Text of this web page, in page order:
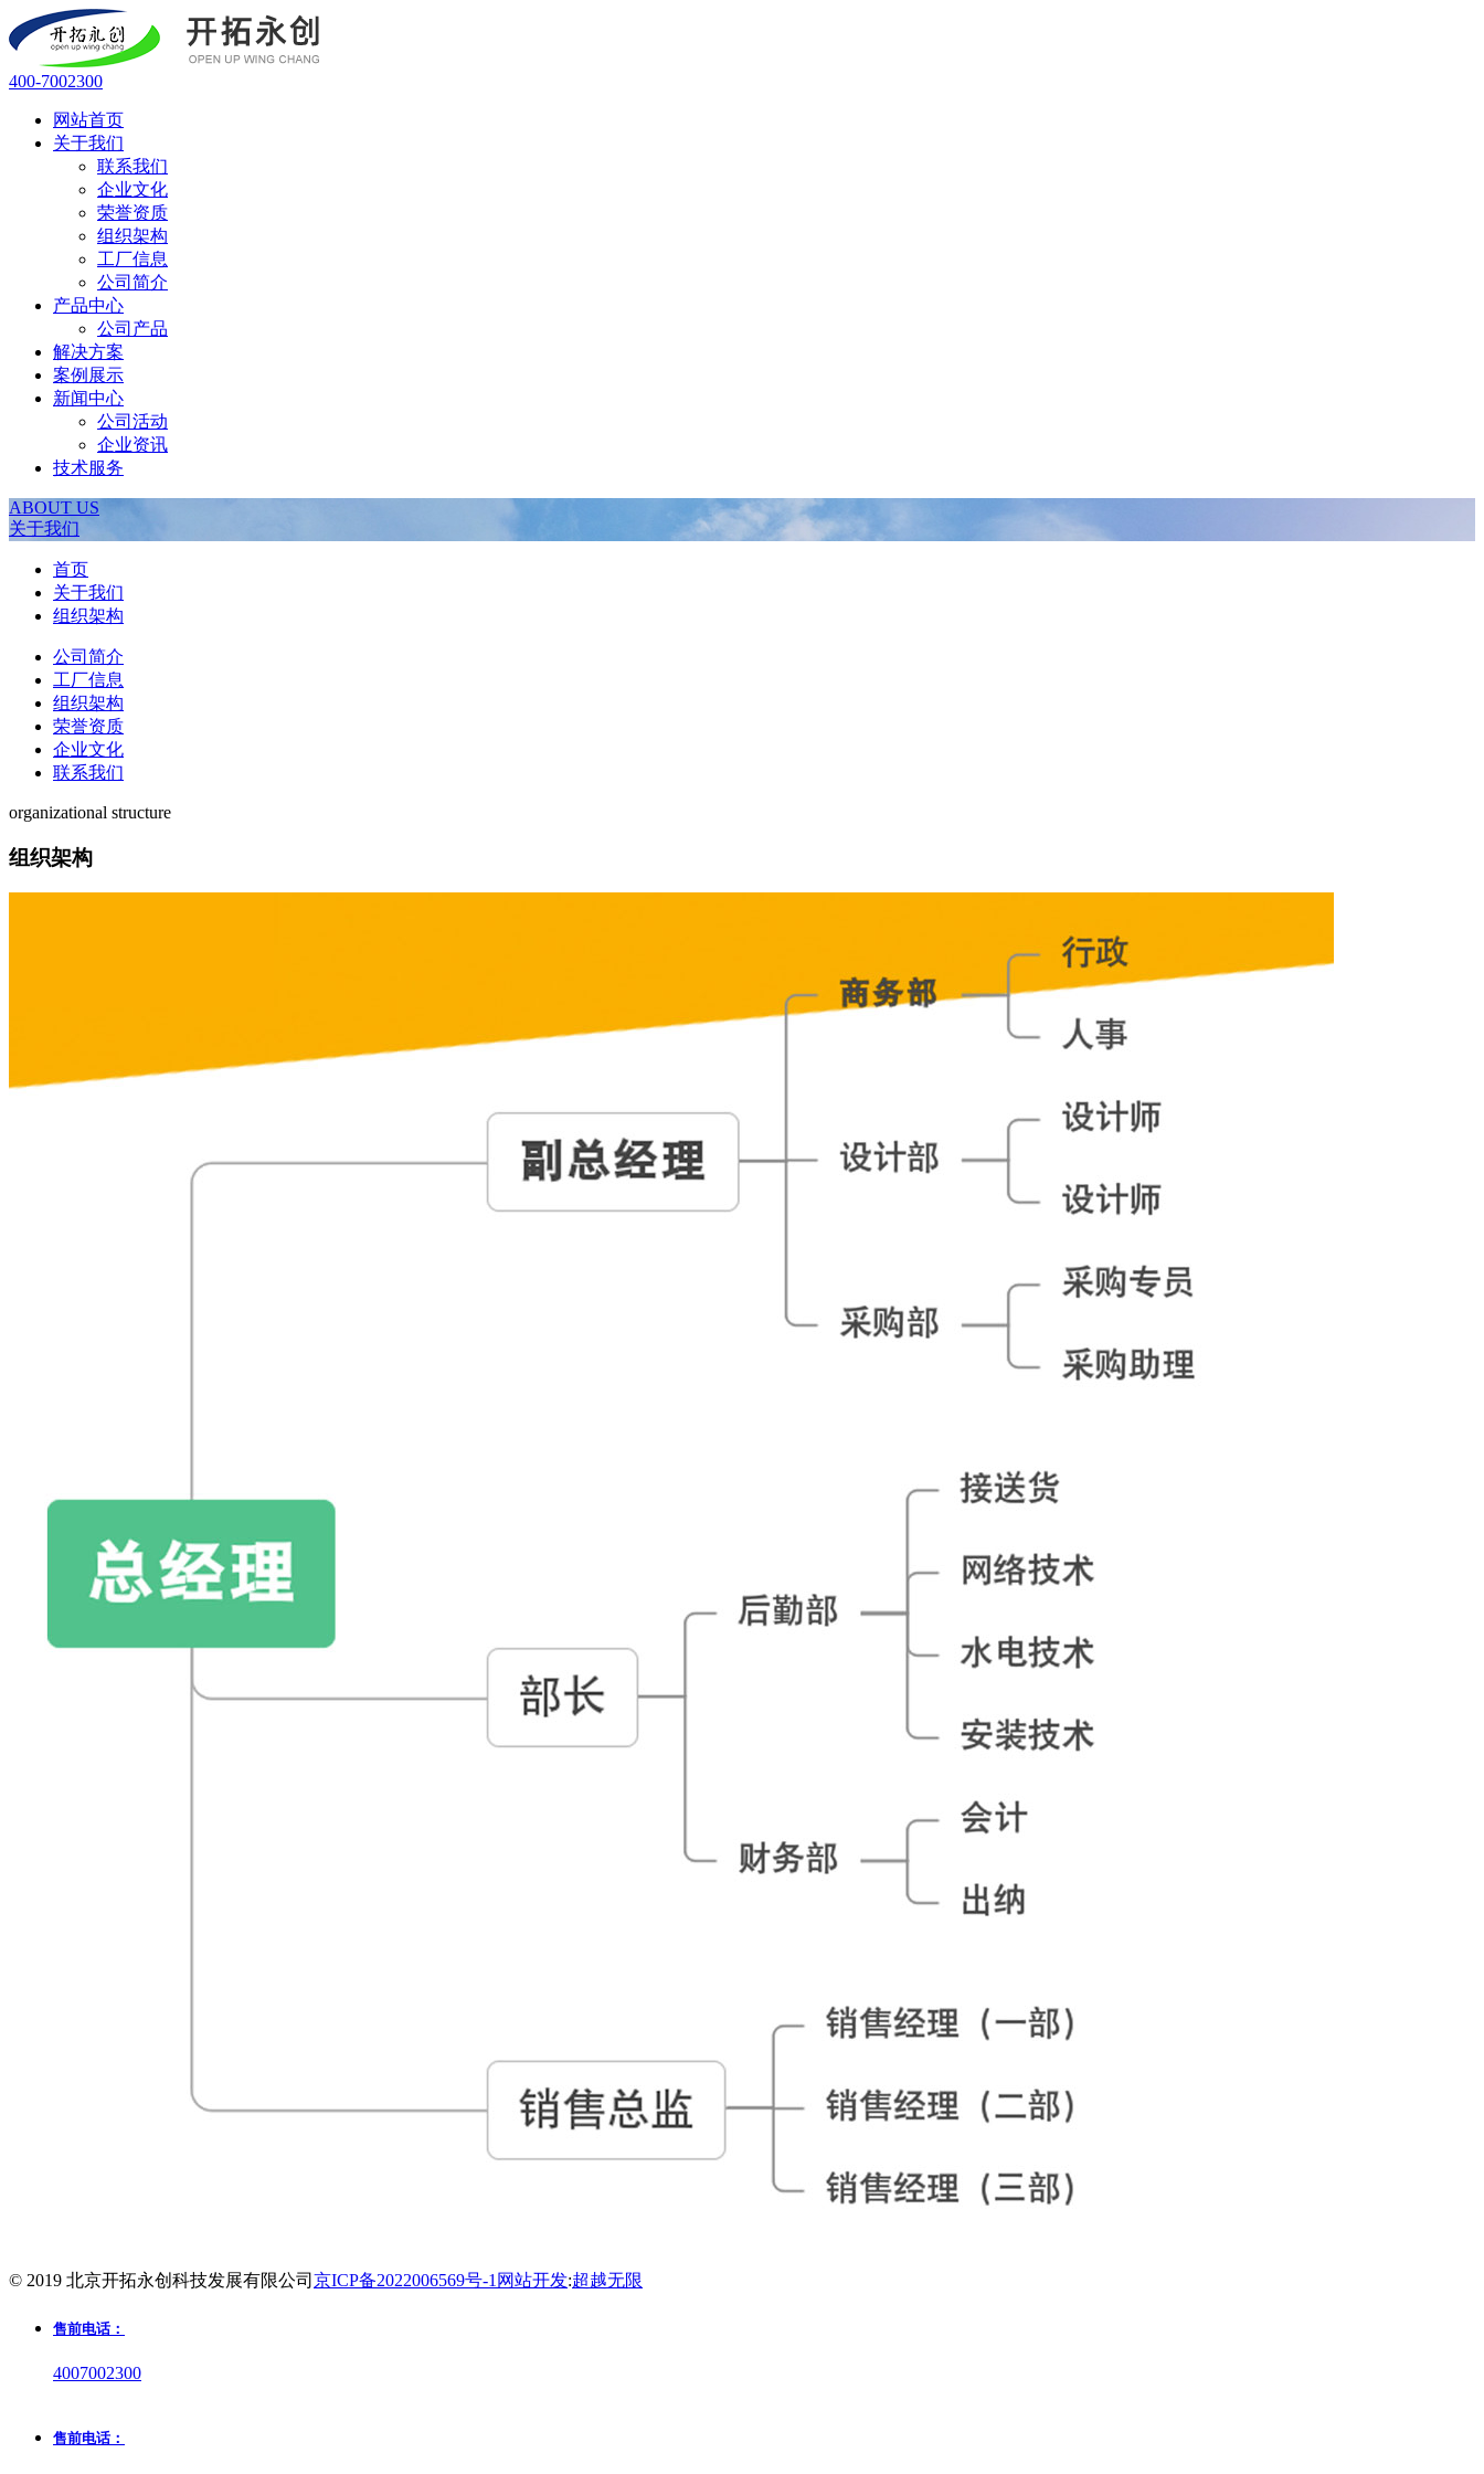
400-7002300
网站首页
关于我们
联系我们
企业文化
荣誉资质
组织架构
工厂信息
公司简介
产品中心
公司产品
解决方案
案例展示
新闻中心
公司活动
企业资讯
技术服务
ABOUT US
关于我们
首页
关于我们
组织架构
公司简介
工厂信息
组织架构
荣誉资质
企业文化
联系我们
organizational structure
组织架构
© 2019 北京开拓永创科技发展有限公司 京ICP备2022006569号-1网站开发:超越无限
售前电话：
4007002300
售前电话：